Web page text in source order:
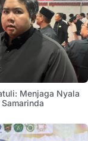
Menjaga Nyala